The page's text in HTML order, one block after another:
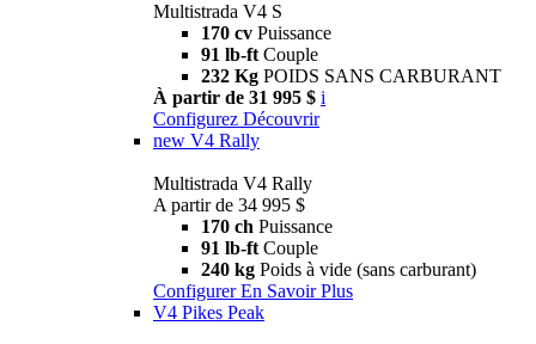
Multistrada V4 S
170 cv Puissance
91 lb-ft Couple
232 Kg POIDS SANS CARBURANT
À partir de 31 995 $ i
Configurez Découvrir
new V4 Rally
Multistrada V4 Rally
A partir de 34 995 $
170 ch Puissance
91 lb-ft Couple
240 kg Poids à vide (sans carburant)
Configurer En Savoir Plus
V4 Pikes Peak